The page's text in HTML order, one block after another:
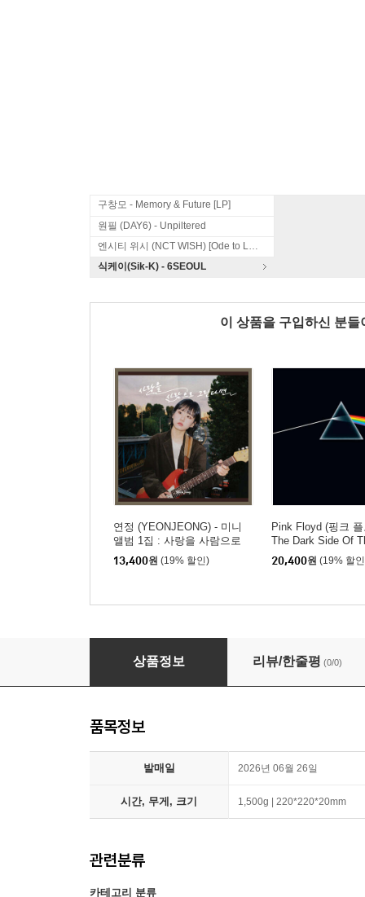
구창모 - Memory & Future [LP]
원필 (DAY6) - Unpiltered
엔시티 위시 (NCT WISH) [Ode to Love]
식케이(Sik-K) - 6SEOUL
이 상품을 구입하신 분
연정 (YEONJEONG) - 미니
앨범 1집 : 사랑을 사람으로
그린다면
13,400원 (19% 할인)
Pink Floyd (핑크
The Dark Side Of
20,400원 (19% 할
이승윤 - 정규 4집 : 0집 [무얼 ver.]
상품정보 리뷰/한줄평 (0/0)
품목정보
발매일 2026년 06월 26일
시간, 무게, 크기 1,500g | 220*220*20mm
관련분류
카테고리 분류